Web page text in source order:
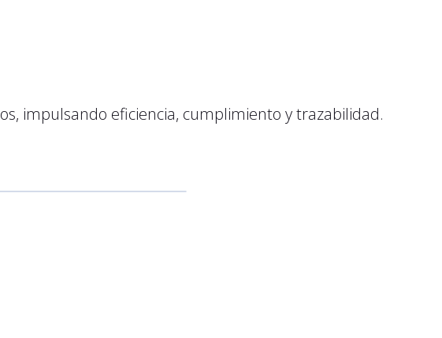
impulsando eficiencia, cumplimiento y trazabilidad.